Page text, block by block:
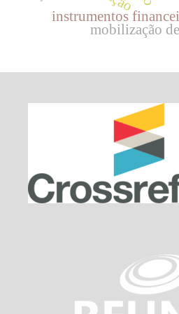
instrumentos
mobilização